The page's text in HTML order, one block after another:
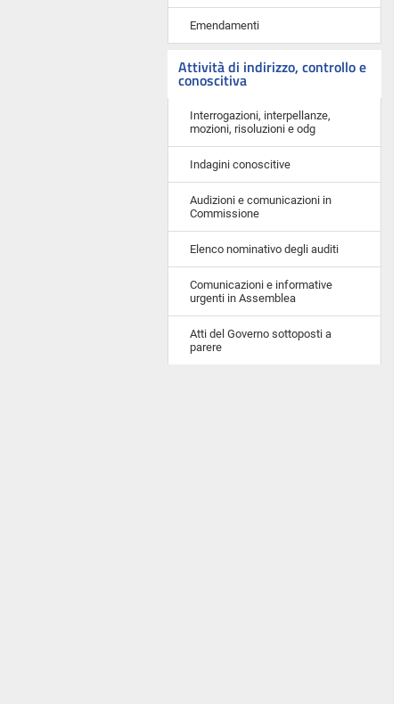
Emendamenti
Attività di indirizzo, controllo e
conoscitiva
Interrogazioni, interpellanze,
mozioni, risoluzioni e odg
Indagini conoscitive
Audizioni e comunicazioni in
Commissione
Elenco nominativo degli auditi
Comunicazioni e informative
urgenti in Assemblea
Atti del Governo sottoposti a
parere